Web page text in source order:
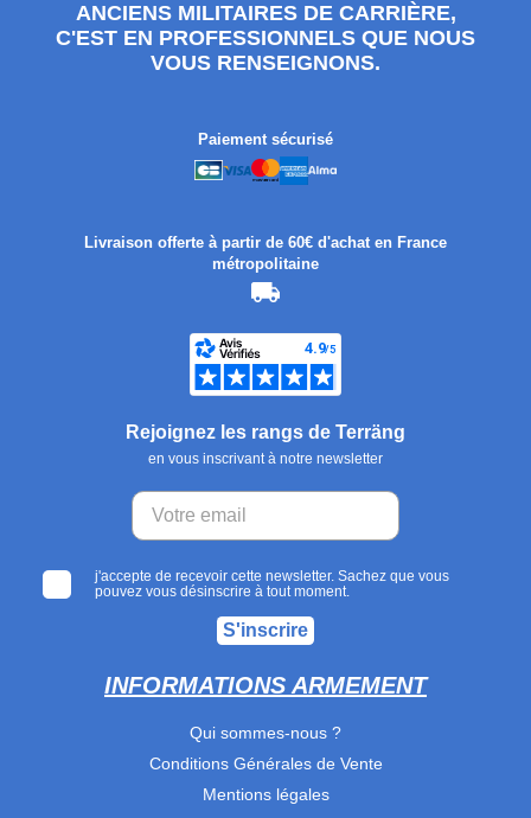
ANCIENS MILITAIRES DE CARRIÈRE,
C'EST EN PROFESSIONNELS QUE NOUS
VOUS RENSEIGNONS.
Paiement sécurisé
Livraison offerte à partir de 60€ d'achat en France
métropolitaine
Rejoignez les rangs de Terräng
en vous inscrivant à notre newsletter
j'accepte de recevoir cette newsletter. Sachez que vous
pouvez vous désinscrire à tout moment.
S'inscrire
INFORMATIONS ARMEMENT
Qui sommes-nous ?
Conditions Générales de Vente
Mentions légales